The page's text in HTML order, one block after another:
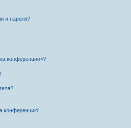
и пароля?
конференции»?
конференцию!